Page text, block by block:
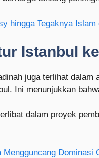
hingga Tegaknya Islam
Istanbul
juga terlihat
Ini menunjukkan
dalam proyek
Dominasi